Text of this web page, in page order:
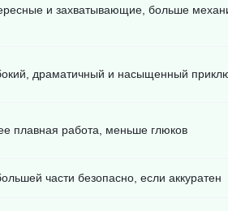
и захватывающие, больше
драматичный и насыщенный
плавная работа, меньше глюков
части безопасно, если аккуратен